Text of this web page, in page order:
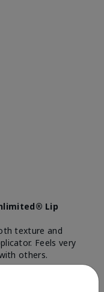
Lip
texture and
Feels very
others.